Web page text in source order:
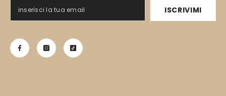
ISCRIVIMI